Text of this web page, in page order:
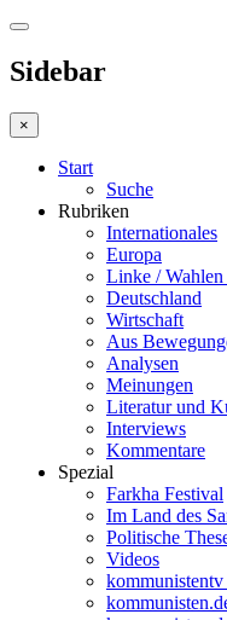
Sidebar
×
Start
Suche
Rubriken
Internationales
Europa
Linke / Wahlen
Deutschland
Wirtschaft
Aus
Analysen
Meinungen
Literatur und
Interviews
Kommentare
Spezial
Farkha Festival
Im Land des
Politische
Videos